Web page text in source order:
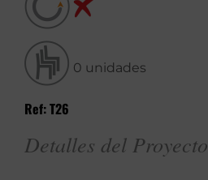
0 unidades
Ref: T26
Detalles del Proyecto